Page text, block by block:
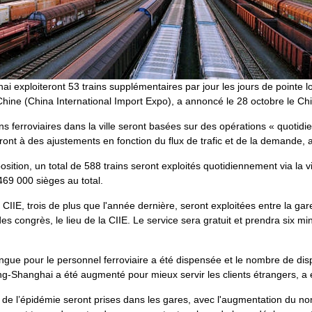
exploiteront 53 trains supplémentaires par jour les jours de pointe
(China International Import Expo), a annoncé le 28 octobre le
ferroviaires dans la ville seront basées sur des opérations «
à des ajustements en fonction du flux de trafic et de la demande,
un total de 588 trains seront exploités quotidiennement via la
000 sièges au total.
trois de plus que l'année dernière, seront exploitées entre la
congrès, le lieu de la CIIE. Le service sera gratuit et prendra six
pour le personnel ferroviaire a été dispensée et le nombre de
Shanghai a été augmenté pour mieux servir les clients étrangers, a
l’épidémie seront prises dans les gares, avec l'augmentation du